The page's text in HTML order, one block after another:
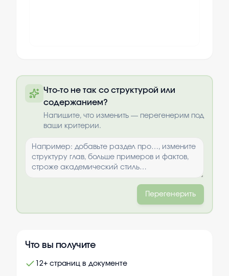
оплаты
Что-то не так со структурой или
содержанием?
Напишите, что изменить — перегенерим под
ваши критерии.
Перегенерить
Что вы получите
12+ страниц в документе